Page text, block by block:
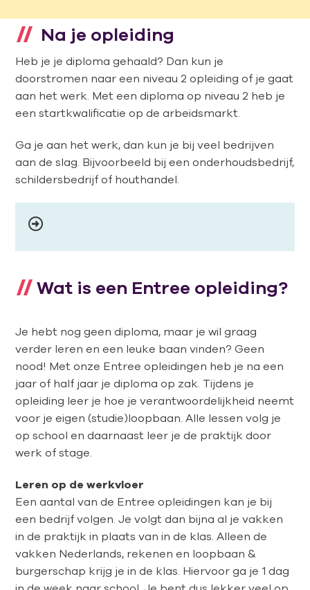
Na je opleiding
Heb je je diploma gehaald? Dan kun je
doorstromen naar een niveau 2 opleiding of je gaat
aan het werk. Met een diploma op niveau 2 heb je
een startkwalificatie op de arbeidsmarkt.
Ga je aan het werk, dan kun je bij veel bedrijven
aan de slag. Bijvoorbeeld bij een onderhoudsbedrijf,
schildersbedrijf of houthandel.
Wat is een Entree opleiding?
Je hebt nog geen diploma, maar je wil graag
verder leren en een leuke baan vinden? Geen
nood! Met onze Entree opleidingen heb je na een
jaar of half jaar je diploma op zak. Tijdens je
opleiding leer je hoe je verantwoordelijkheid neemt
voor je eigen (studie)loopbaan. Alle lessen volg je
op school en daarnaast leer je de praktijk door
werk of stage.
Leren op de werkvloer
Een aantal van de Entree opleidingen kan je bij
een bedrijf volgen. Je volgt dan bijna al je vakken
in de praktijk in plaats van in de klas. Alleen de
vakken Nederlands, rekenen en loopbaan &
burgerschap krijg je in de klas. Hiervoor ga je 1 dag